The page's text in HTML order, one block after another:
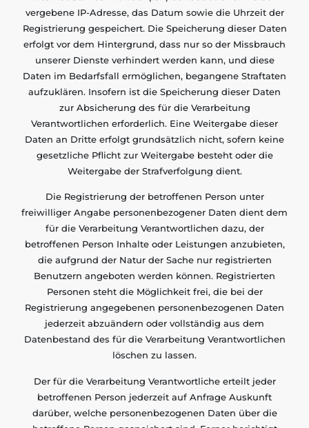
vergebene IP-Adresse, das Datum sowie die Uhrzeit der
Registrierung gespeichert. Die Speicherung dieser Daten
erfolgt vor dem Hintergrund, dass nur so der Missbrauch
unserer Dienste verhindert werden kann, und diese
Daten im Bedarfsfall ermöglichen, begangene Straftaten
aufzuklären. Insofern ist die Speicherung dieser Daten
zur Absicherung des für die Verarbeitung
Verantwortlichen erforderlich. Eine Weitergabe dieser
Daten an Dritte erfolgt grundsätzlich nicht, sofern keine
gesetzliche Pflicht zur Weitergabe besteht oder die
Weitergabe der Strafverfolgung dient.
Die Registrierung der betroffenen Person unter
freiwilliger Angabe personenbezogener Daten dient dem
für die Verarbeitung Verantwortlichen dazu, der
betroffenen Person Inhalte oder Leistungen anzubieten,
die aufgrund der Natur der Sache nur registrierten
Benutzern angeboten werden können. Registrierten
Personen steht die Möglichkeit frei, die bei der
Registrierung angegebenen personenbezogenen Daten
jederzeit abzuändern oder vollständig aus dem
Datenbestand des für die Verarbeitung Verantwortlichen
löschen zu lassen.
Der für die Verarbeitung Verantwortliche erteilt jeder
betroffenen Person jederzeit auf Anfrage Auskunft
darüber, welche personenbezogenen Daten über die